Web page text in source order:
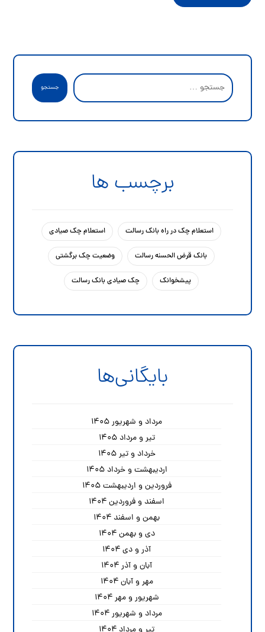
جستجو
برچسب ها
استعلام چک در راه بانک رسالت استعلام چک صیادی
بانک قرض الحسنه رسالت وضعیت چک برگشتی
پیشخوانک چک صیادی بانک رسالت
بایگانی‌ها
مرداد و شهریور ۱۴۰۵
تیر و مرداد ۱۴۰۵
خرداد و تیر ۱۴۰۵
اردیبهشت و خرداد ۱۴۰۵
فروردین و اردیبهشت ۱۴۰۵
اسفند و فروردین ۱۴۰۴
بهمن و اسفند ۱۴۰۴
دی و بهمن ۱۴۰۴
آذر و دی ۱۴۰۴
آبان و آذر ۱۴۰۴
مهر و آبان ۱۴۰۴
شهریور و مهر ۱۴۰۴
مرداد و شهریور ۱۴۰۴